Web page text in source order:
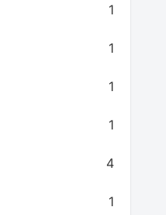
1
1
1
1
4
1